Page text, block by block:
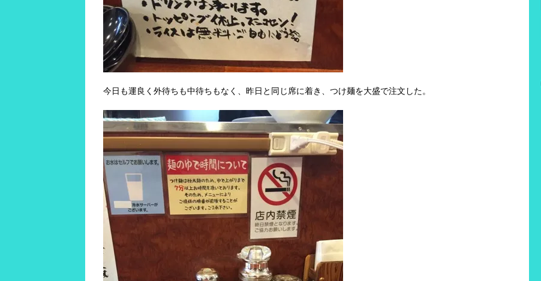
今日も運良く外待ちも中待ちもなく、昨日と同じ席に着き、つけ麺を大盛で注文した。